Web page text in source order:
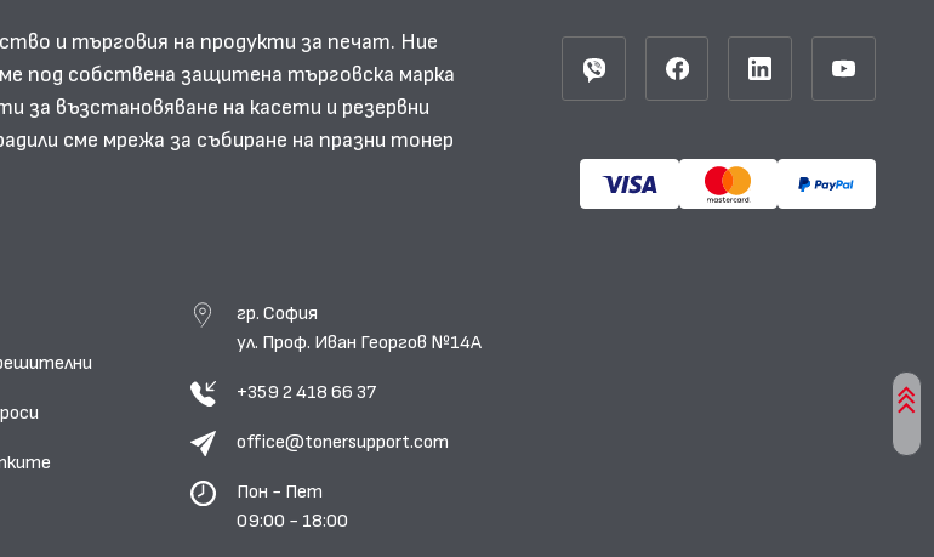
и търговия на продукти за печат. Ние
под собствена защитена търговска марка
за възстановяване на касети и резервни
сме мрежа за събиране на празни тонер
гр. София
ул. Проф. Иван Георгов №14А
+359 2 418 66 37
office@tonersupport.com
Пон - Пет
09:00 - 18:00